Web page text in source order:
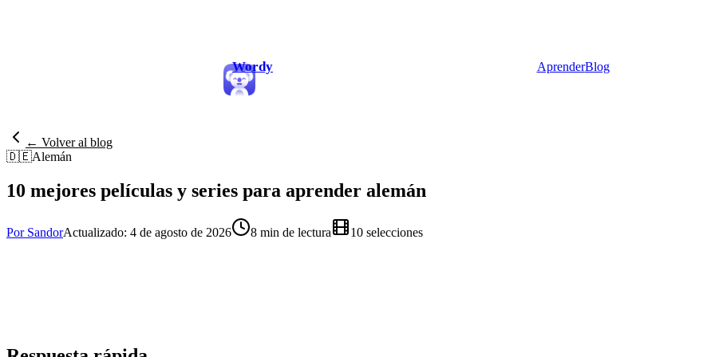
Wordy AprenderBlog
← Volver al blog
🇩🇪Alemán
10 mejores películas y series para aprender alemán
Por SandorActualizado: 4 de agosto de 2026 8 min de lectura 10 selecciones